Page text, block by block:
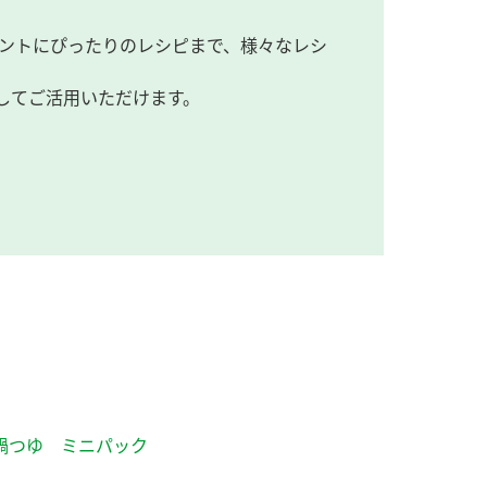
トにぴったりのレシピまで、様々なレシ
ご活用いただけます。
つゆ ミニパック